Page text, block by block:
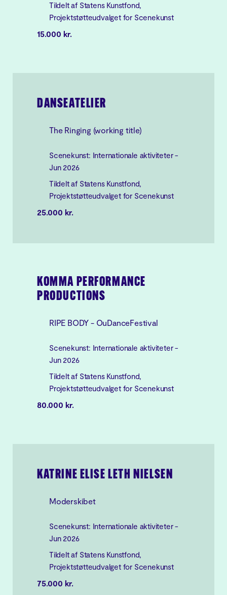
Tildelt af Statens Kunstfond,
Projektstøtteudvalget for Scenekunst
15.000 kr.
DANSEATELIER
The Ringing (working title)
Scenekunst: Internationale aktiviteter -
Jun 2026
Tildelt af Statens Kunstfond,
Projektstøtteudvalget for Scenekunst
25.000 kr.
KOMMA PERFORMANCE
PRODUCTIONS
RIPE BODY - OuDanceFestival
Scenekunst: Internationale aktiviteter -
Jun 2026
Tildelt af Statens Kunstfond,
Projektstøtteudvalget for Scenekunst
80.000 kr.
KATRINE ELISE LETH NIELSEN
Moderskibet
Scenekunst: Internationale aktiviteter -
Jun 2026
Tildelt af Statens Kunstfond,
Projektstøtteudvalget for Scenekunst
75.000 kr.